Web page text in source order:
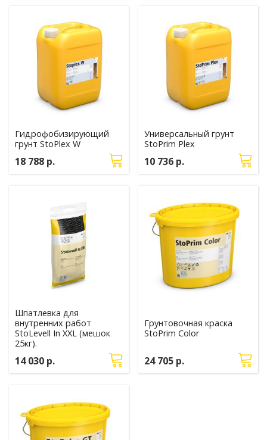
Гидрофобизирующий
грунт StoPlex W
18 788 р.
Универсальный грунт
StoPrim Plex
10 736 р.
Шпатлевка для
внутренних работ
StoLevell In XXL (мешок
25кг).
14 030 р.
Грунтовочная краска
StoPrim Color
24 705 р.